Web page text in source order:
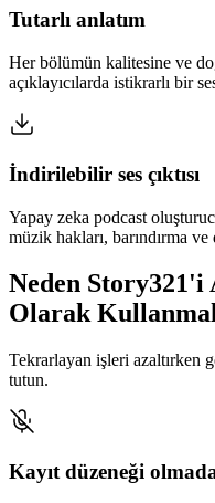
Tutarlı anlatım
Her bölümün kalitesine ve
açıklayıcılarda istikrarlı bir
İndirilebilir ses çıktısı
Yapay zeka podcast
müzik hakları, barındırma ve
Neden Story321'i
Olarak
Tekrarlayan işleri azaltırken
tutun.
Kayıt düzeneği